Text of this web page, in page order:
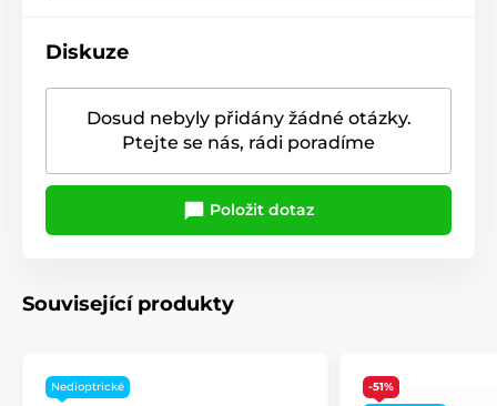
Diskuze
Dosud nebyly přidány žádné otázky.
Ptejte se nás, rádi poradíme
Položit dotaz
Související produkty
Nedioptrické
-51%